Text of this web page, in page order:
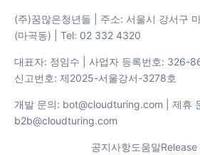
(주)꿈많은청년들 | 주소: 서울시 강서구
(마곡동) | Tel: 02 332 4320
대표자: 정임수 | 사업자 등록번호: 326-
신고번호: 제2025-서울강서-3278호
개발 문의: bot@cloudturing.com | 제휴
b2b@cloudturing.com
공지사항도움말